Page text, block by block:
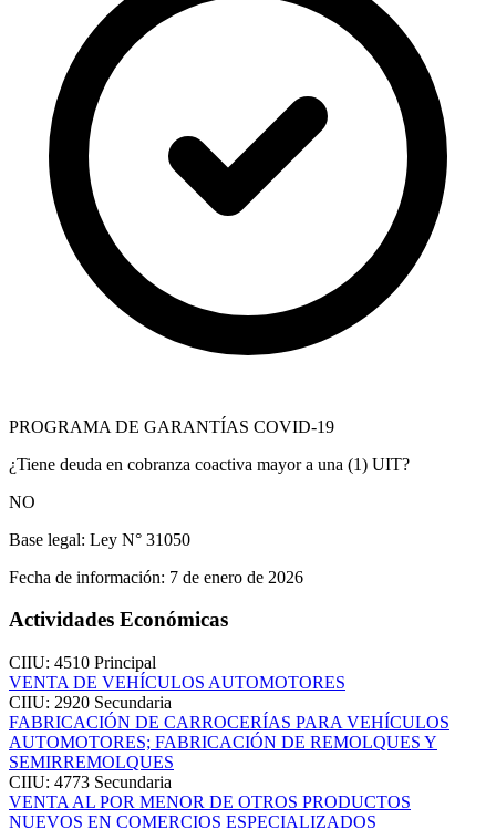
PROGRAMA DE GARANTÍAS COVID-19
¿Tiene deuda en cobranza coactiva mayor a una (1) UIT?
NO
Base legal: Ley N° 31050
Fecha de información: 7 de enero de 2026
Actividades Económicas
CIIU: 4510 Principal
VENTA DE VEHÍCULOS AUTOMOTORES
CIIU: 2920 Secundaria
FABRICACIÓN DE CARROCERÍAS PARA VEHÍCULOS
AUTOMOTORES; FABRICACIÓN DE REMOLQUES Y
SEMIRREMOLQUES
CIIU: 4773 Secundaria
VENTA AL POR MENOR DE OTROS PRODUCTOS
NUEVOS EN COMERCIOS ESPECIALIZADOS